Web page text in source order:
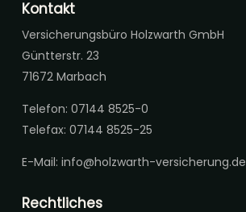
Kontakt
Versicherungsbüro Holzwarth GmbH
Güntterstr. 23
71672 Marbach
Telefon: 07144 8525-0
Telefax: 07144 8525-25
E-Mail: info@holzwarth-versicherung.de
Rechtliches